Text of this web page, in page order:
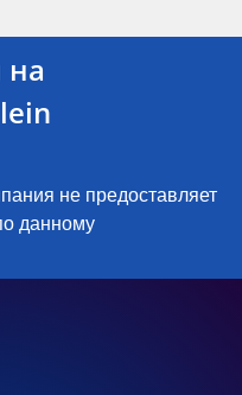
не предоставляет
данному